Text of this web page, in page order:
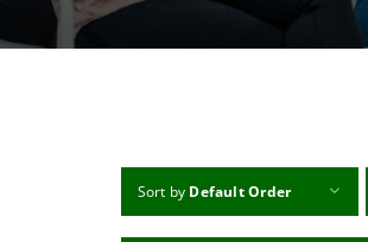
MI CUENTA
Sort by Default Order